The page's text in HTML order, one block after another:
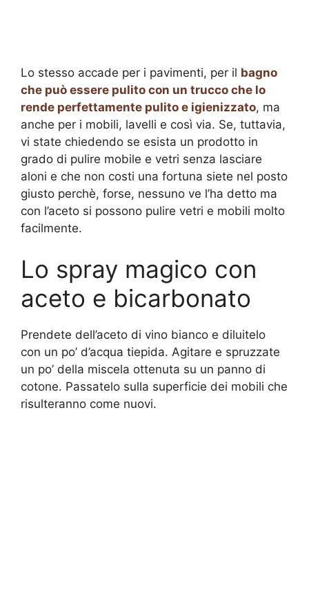
Lo stesso accade per i pavimenti, per il bagno
che può essere pulito con un trucco che lo
rende perfettamente pulito e igienizzato, ma
anche per i mobili, lavelli e così via. Se, tuttavia,
vi state chiedendo se esista un prodotto in
grado di pulire mobile e vetri senza lasciare
aloni e che non costi una fortuna siete nel posto
giusto perchè, forse, nessuno ve l’ha detto ma
con l’aceto si possono pulire vetri e mobili molto
facilmente.
Lo spray magico con
aceto e bicarbonato
Prendete dell’aceto di vino bianco e diluitelo
con un po’ d’acqua tiepida. Agitare e spruzzate
un po’ della miscela ottenuta su un panno di
cotone. Passatelo sulla superficie dei mobili che
risulteranno come nuovi.